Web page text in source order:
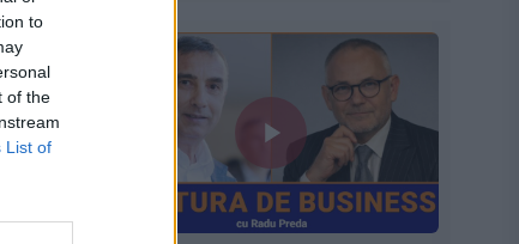
to
of the
List of